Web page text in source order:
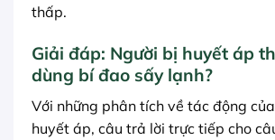
thấp.
Giải đáp: Người bị huyết áp
dùng bí đao sấy lạnh?
Với những phân tích về tác động
huyết áp, câu trả lời trực tiếp cho